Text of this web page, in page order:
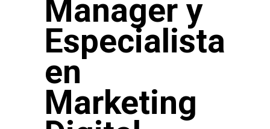
Manager y
Especialista
en
Marketing